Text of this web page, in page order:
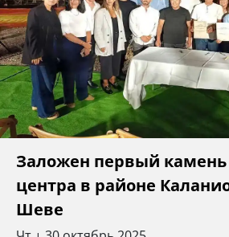
Заложен первый камень
центра в районе
Шеве